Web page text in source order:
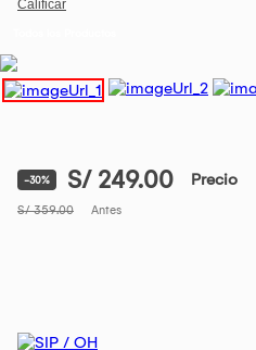
-30% S/ 249.00 Precio
S/ 359.00 Antes